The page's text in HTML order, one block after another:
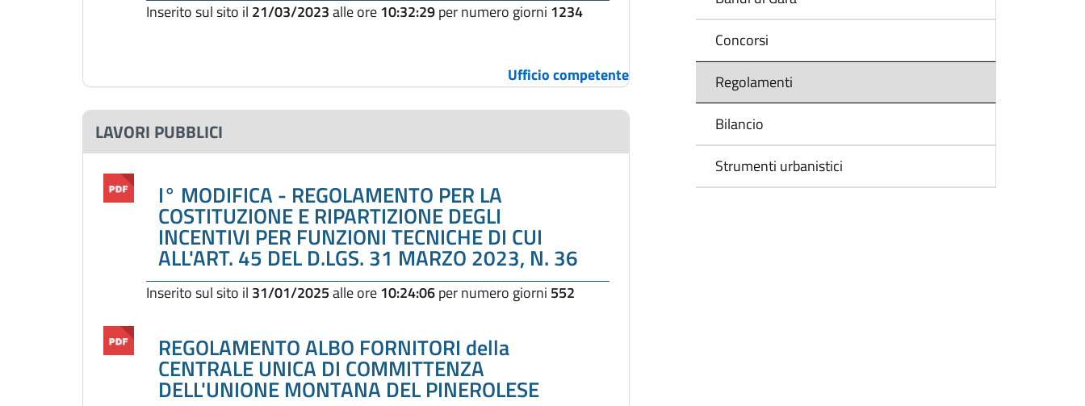
Inserito sul sito il 21/03/2023alle ore10:32:29per numero giorni 1234
Ufficio competente
LAVORI PUBBLICI
I° MODIFICA - REGOLAMENTO PER LA
COSTITUZIONE E RIPARTIZIONE DEGLI
INCENTIVI PER FUNZIONI TECNICHE DI CUI
ALL'ART. 45 DEL D.LGS. 31 MARZO 2023, N. 36
Inserito sul sito il 31/01/2025alle ore10:24:06per numero giorni 552
REGOLAMENTO ALBO FORNITORI della
CENTRALE UNICA DI COMMITTENZA
DELL'UNIONE MONTANA DEL PINEROLESE
Concorsi
Regolamenti
Bilancio
Strumenti urbanistici